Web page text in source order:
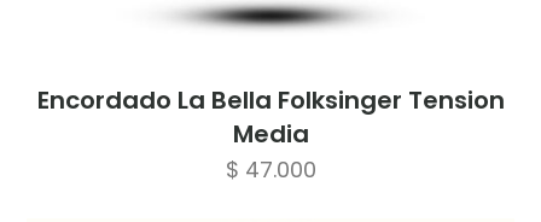
Encordado La Bella Folksinger Tension
Media
$ 47.000